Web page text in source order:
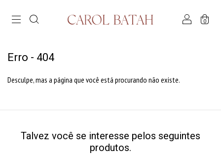
0
Erro - 404
Desculpe, mas a página que você está procurando não existe.
Talvez você se interesse pelos seguintes
produtos.